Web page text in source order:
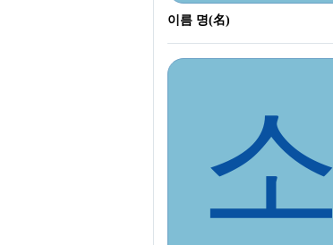
이름 명(名)
소